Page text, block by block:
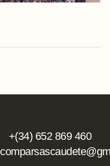
+(34) 652 869 460